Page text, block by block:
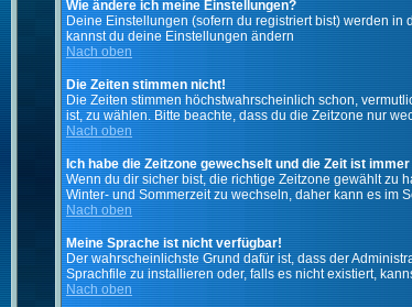
Wie ändere ich meine Einstellungen?
Deine Einstellungen (sofern du registriert bist) werden in
kannst du deine Einstellungen ändern
Nach oben
Die Zeiten stimmen nicht!
Die Zeiten stimmen höchstwahrscheinlich schon,
ist, zu wählen. Bitte beachte, dass du die Zeitzone nur
Nach oben
Ich habe die Zeitzone gewechselt und die Zeit ist
Wenn du dir sicher bist, die richtige Zeitzone gewählt zu
Winter- und Sommerzeit zu wechseln, daher kann es im
Nach oben
Meine Sprache ist nicht verfügbar!
Der wahrscheinlichste Grund dafür ist, dass der
Sprachfile zu installieren oder, falls es nicht existiert,
Nach oben